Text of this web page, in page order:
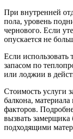
При внутренней
пола, уровень
чернового. Если
опускается не
Если использовать
запасом по
или лоджии в
Стоимость услуги
балкона,
факторов.
вызвать замерщика
подходящими